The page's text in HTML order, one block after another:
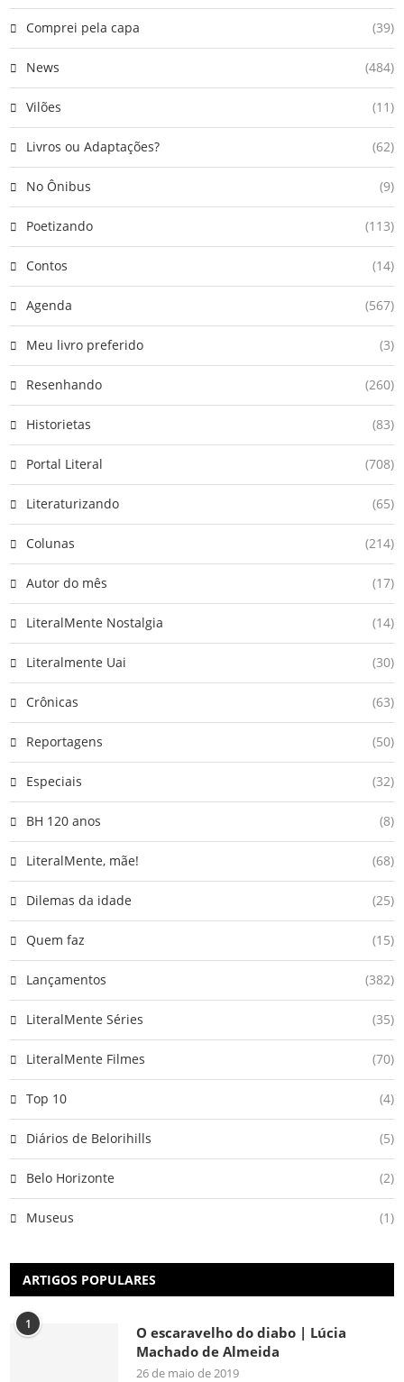
Comprei pela capa (39)
News (484)
Vilões (11)
Livros ou Adaptações? (62)
No Ônibus (9)
Poetizando (113)
Contos (14)
Agenda (567)
Meu livro preferido (3)
Resenhando (260)
Historietas (83)
Portal Literal (708)
Literaturizando (65)
Colunas (214)
Autor do mês (17)
LiteralMente Nostalgia (14)
Literalmente Uai (30)
Crônicas (63)
Reportagens (50)
Especiais (32)
BH 120 anos (8)
LiteralMente, mãe! (68)
Dilemas da idade (25)
Quem faz (15)
Lançamentos (382)
LiteralMente Séries (35)
LiteralMente Filmes (70)
Top 10 (4)
Diários de Belorihills (5)
Belo Horizonte (2)
Museus (1)
ARTIGOS POPULARES
1
O escaravelho do diabo | Lúcia
Machado de Almeida
26 de maio de 2019